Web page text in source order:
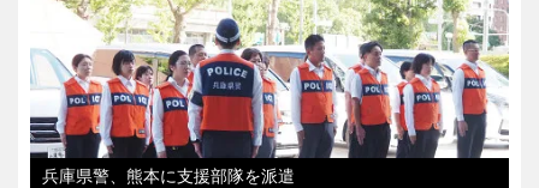
兵庫県警、熊本に支援部隊を派遣